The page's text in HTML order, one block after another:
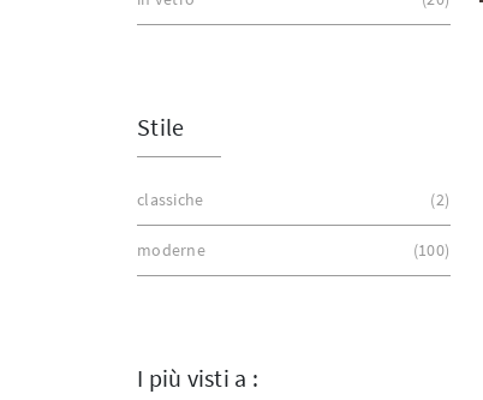
Stile
classiche 2
moderne 100
I più visti a :